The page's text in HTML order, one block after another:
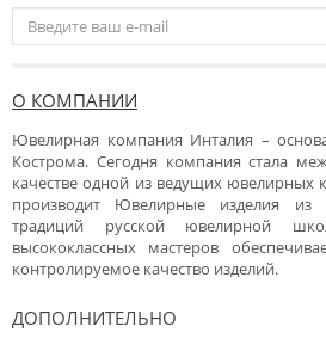
О КОМПАНИИ
Ювелирная компания Инталия –
Кострома. Сегодня компания стала
качестве одной из ведущих ювелирных
производит Ювелирные изделия из
традиций русской ювелирной
высококлассных мастеров
контролируемое качество изделий.
ДОПОЛНИТЕЛЬНО